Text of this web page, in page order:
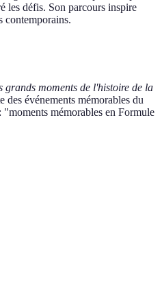
les défis. Son parcours inspire
contemporains.
grands moments de l'histoire de la
des événements mémorables du
mémorables en Formule